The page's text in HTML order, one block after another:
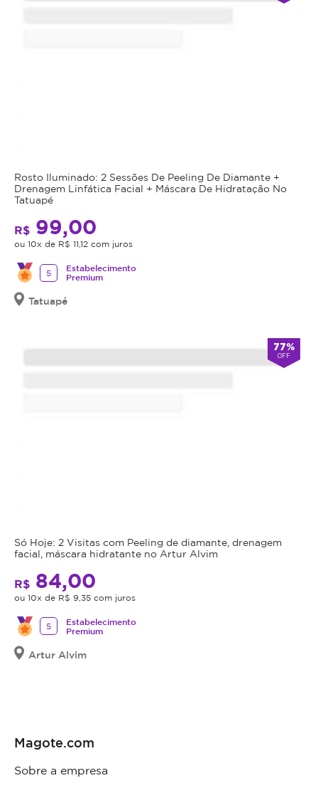
Rosto Iluminado: 2 Sessões De Peeling De Diamante +
Drenagem Linfática Facial + Máscara De Hidratação No
Tatuapé
R$ 99,00
ou 10x de R$ 11,12 com juros
5
Estabelecimento
Premium
Tatuapé
77%
OFF
Só Hoje: 2 Visitas com Peeling de diamante, drenagem
facial, máscara hidratante no Artur Alvim
R$ 84,00
ou 10x de R$ 9,35 com juros
5
Estabelecimento
Premium
Artur Alvim
Magote.com
Sobre a empresa